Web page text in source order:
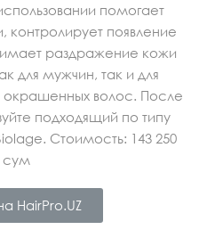
помогает
контролирует появление
раздражение кожи
для мужчин, так и для
волос. После
подходящий по типу
Стоимость: 143 250
сум
HairPro.UZ